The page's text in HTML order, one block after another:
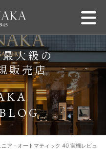
大級の
販売店
ア・オートマティック 40 実機レビュ